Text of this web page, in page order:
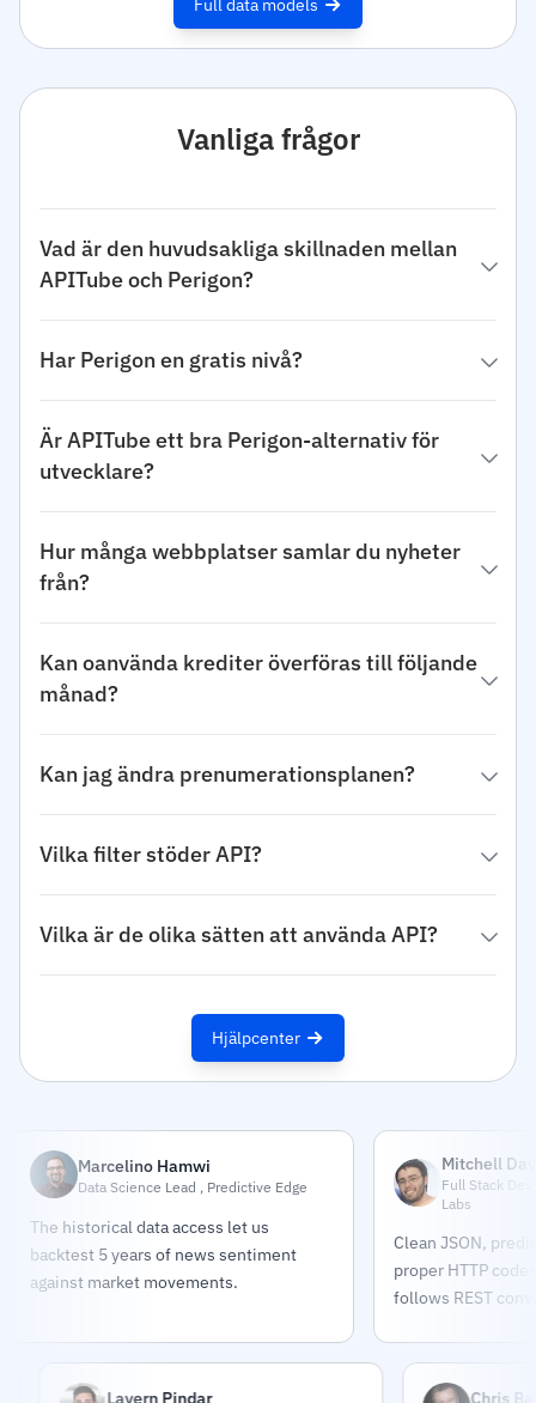
Vanliga frågor
Vad är den huvudsakliga skillnaden mellan
APITube och Perigon?
Har Perigon en gratis nivå?
Är APITube ett bra Perigon-alternativ för
utvecklare?
Hur många webbplatser samlar du nyheter
från?
Kan oanvända krediter överföras till följande
månad?
Kan jag ändra prenumerationsplanen?
Vilka filter stöder API?
Vilka är de olika sätten att använda API?
Hjälpcenter
Marcelino Hamwi
Data Science Lead , Predictive Edge
The historical data access let us
backtest 5 years of news sentiment
against market movements.
Mitchell
Full Stack
Labs
Clean JSON,
proper HTTP
follows REST
Lavern Pindar Chris Bates